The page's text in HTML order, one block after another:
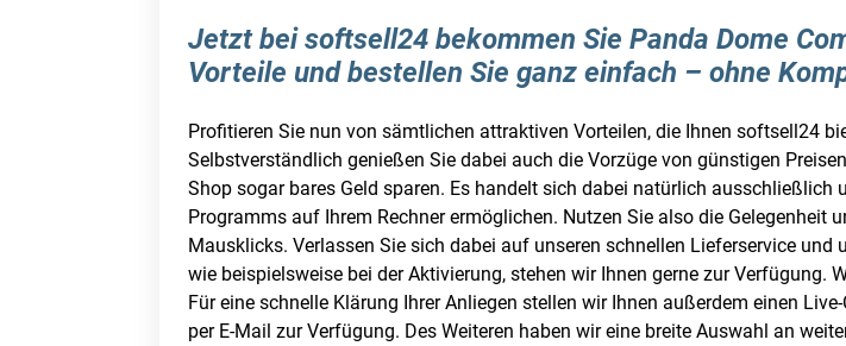
Jetzt bei softsell24 bekommen Sie Panda Dome
Vorteile und bestellen Sie ganz einfach – ohne
Profitieren Sie nun von sämtlichen attraktiven Vorteilen, die Ihnen softsell24
Selbstverständlich genießen Sie dabei auch die Vorzüge von günstigen
Shop sogar bares Geld sparen. Es handelt sich dabei natürlich
Programms auf Ihrem Rechner ermöglichen. Nutzen Sie also die Gelegenheit
Mausklicks. Verlassen Sie sich dabei auf unseren schnellen Lieferservice
wie beispielsweise bei der Aktivierung, stehen wir Ihnen gerne zur Verfügung.
Für eine schnelle Klärung Ihrer Anliegen stellen wir Ihnen außerdem einen
per E-Mail zur Verfügung. Des Weiteren haben wir eine breite Auswahl an